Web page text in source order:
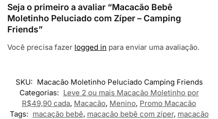
Seja o primeiro a avaliar “Macacão Bebê
Moletinho Peluciado com Zíper – Camping
Friends”
Você precisa fazer logged in para enviar uma avaliação.
SKU: Macacão Moletinho Peluciado Camping Friends
Categorias: Leve 2 ou mais Macacão Moletinho por
R$49,90 cada, Macacão, Menino, Promo Macacão
Tags: macação bebê, macacão bebê com zíper, macacão